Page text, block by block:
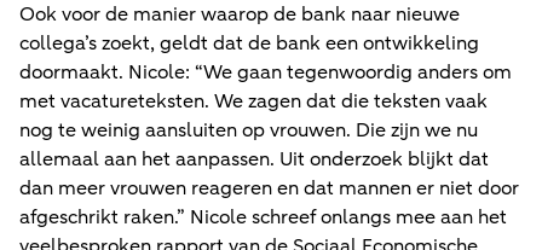
Ook voor de manier waarop de bank naar nieuwe
collega’s zoekt, geldt dat de bank een ontwikkeling
doormaakt. Nicole: “We gaan tegenwoordig anders om
met vacatureteksten. We zagen dat die teksten vaak
nog te weinig aansluiten op vrouwen. Die zijn we nu
allemaal aan het aanpassen. Uit onderzoek blijkt dat
dan meer vrouwen reageren en dat mannen er niet door
afgeschrikt raken.” Nicole schreef onlangs mee aan het